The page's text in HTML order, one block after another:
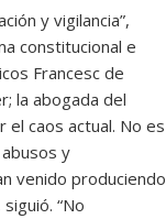
y vigilancia”,
constitucional e
Francesc de
la abogada del
el caos actual. No es
y
venido produciendo
“No